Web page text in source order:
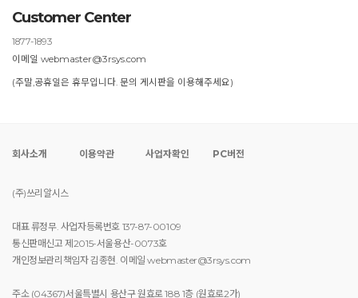
Customer Center
1877-1893
이메일 webmaster@3rsys.com
(주말,공휴일은 휴무입니다. 문의 게시판을 이용해주세요)
회사소개 이용약관 사업자확인 PC버전
(주)쓰리알시스
대표 류정무. 사업자등록번호 137-87-00109
통신판매신고 제2015-서울용산-0073호
개인정보관리책임자 김종현. 이메일 webmaster@3rsys.com
주소 (04367)서울특별시 용산구 원효로 188 1층 (원효로2가)